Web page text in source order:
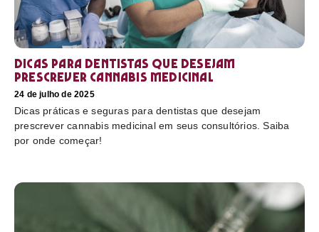
Dicas para dentistas que desejam
prescrever cannabis medicinal
24 de julho de 2025
Dicas práticas e seguras para dentistas que desejam
prescrever cannabis medicinal em seus consultórios. Saiba
por onde começar!